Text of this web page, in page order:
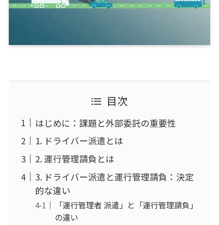
目次
はじめに：課題と外部委託の重要性
1. ドライバー派遣とは
2. 運行管理請負とは
3. ドライバー派遣と運行管理請負：決定
的な違い
「運行管理者 派遣」と「運行管理請負」
の違い